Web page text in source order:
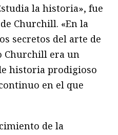
la historia», fue
Churchill. «En la
secretos del arte de
Churchill era un
historia prodigioso
en el que
de la